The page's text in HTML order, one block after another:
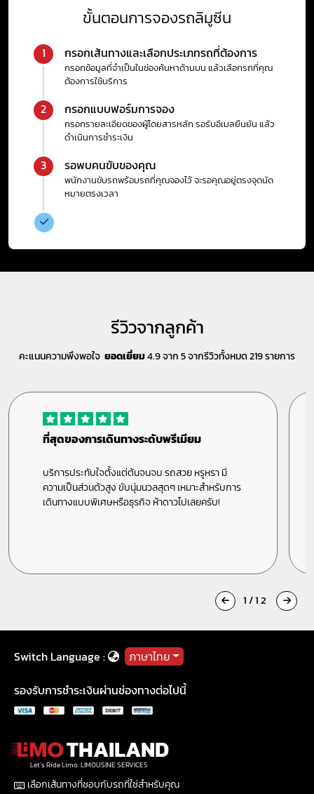
ขั้นตอนการจองรถลิมูซีน
1
2
3
กรอกเส้นทางและเลือกประเภทรถที่ต้องการ
กรอกข้อมูลที่จำเป็นในช่องค้นหาด้านบน แล้วเลือกรถที่คุณ
ต้องการใช้บริการ
กรอกแบบฟอร์มการจอง
กรอกรายละเอียดของผู้โดยสารหลัก รอรับอีเมลยืนยัน แล้ว
ดำเนินการชำระเงิน
รอพบคนขับของคุณ
พนักงานขับรถพร้อมรถที่คุณจองไว้ จะรอคุณอยู่ตรงจุดนัด
หมายตรงเวลา
รีวิวจากลูกค้า
คะแนนความพึงพอใจ ยอดเยี่ยม4.9 จาก 5 จากรีวิวทั้งหมด 219 รายการ
ที่สุดของการเดินทางระดับพรีเมียม
บริการประทับใจตั้งแต่ต้นจนจบ รถสวย หรูหรา มี
ความเป็นส่วนตัวสูง ขับนุ่มนวลสุดๆ เหมาะสำหรับการ
เดินทางแบบพิเศษหรือธุรกิจ ห้าดาวไปเลยครับ!
1/12
Switch Language :
ภาษาไทย
รองรับการชำระเงินผ่านช่องทางต่อไปนี้
THAILAND
Let's Ride Limo. LIMOUSINE SERVICES
เลือกเส้นทางที่ชอบกับรถที่ใช่สำหรับคุณ